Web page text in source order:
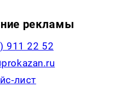
рекламы
911 22 52
лист